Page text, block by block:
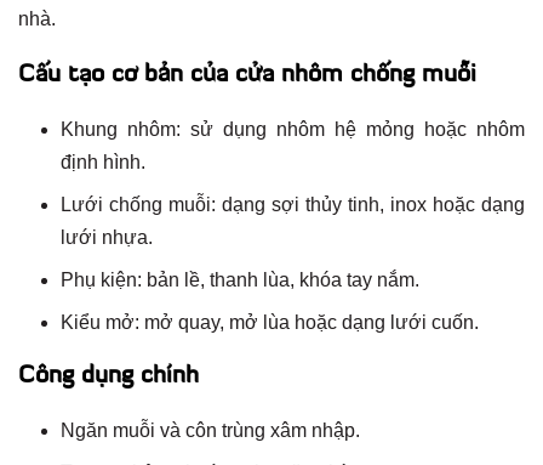
nhà.
Cấu tạo cơ bản của cửa nhôm chống muỗi
Khung nhôm: sử dụng nhôm hệ mỏng hoặc nhôm
định hình.
Lưới chống muỗi: dạng sợi thủy tinh, inox hoặc dạng
lưới nhựa.
Phụ kiện: bản lề, thanh lùa, khóa tay nắm.
Kiểu mở: mở quay, mở lùa hoặc dạng lưới cuốn.
Công dụng chính
Ngăn muỗi và côn trùng xâm nhập.